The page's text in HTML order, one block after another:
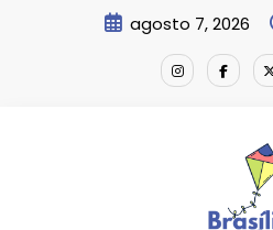
agosto 7, 2026